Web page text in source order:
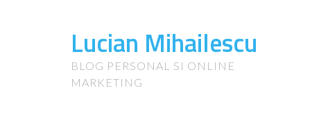
Lucian Mihailescu
BLOG PERSONAL SI ONLINE
MARKETING